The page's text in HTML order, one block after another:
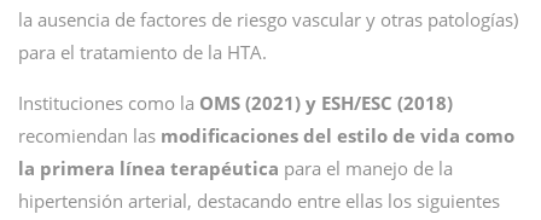
la ausencia de factores de riesgo vascular y otras patologías)
para el tratamiento de la HTA.
Instituciones como la OMS (2021) y ESH/ESC (2018)
recomiendan las modificaciones del estilo de vida como
la primera línea terapéutica para el manejo de la
hipertensión arterial, destacando entre ellas los siguientes